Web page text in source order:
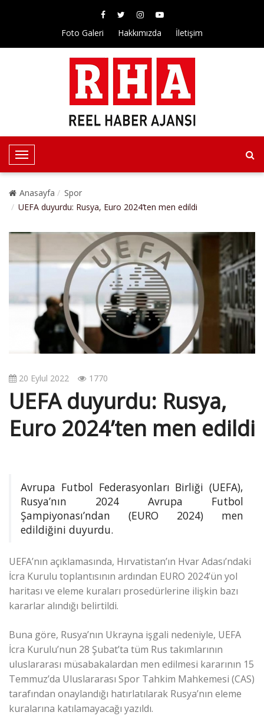
Foto Galeri Hakkımızda İletişim
T
o
g
l
a
g
Anasayfa
Spor
UEFA duyurdu: Rusya, Euro 2024’ten men edildi
20 Eylul 2022 1770
UEFA duyurdu: Rusya,
Euro 2024’ten men edildi
Avrupa Futbol Federasyonları Birliği (UEFA),
Rusya’nın 2024 Avrupa Futbol
Şampiyonası’ndan (EURO 2024) men
edildiğini duyurdu.
UEFA’nın açıklamasında, Hırvatistan’ın Hvar Adası’ndaki
İcra Kurulu toplantısının ardından EURO 2024’ün yol
haritası ve eleme kuraları prosedürlerine ilişkin bazı
kararlar alındığı belirtildi.
Buna göre, Rusya’nın Ukrayna işgali nedeniyle, UEFA
İcra Kurulu’nun 28 Şubat’ta tüm Rus takımlarının
uluslararası müsabakalardan men edilmesi kararının 15
Temmuz’da Uluslararası Spor Tahkim Mahkemesi (CAS)
tarafından onaylandığı hatırlatılarak Rusya’nın eleme
kuralarına katılamayacağı yazıldı.